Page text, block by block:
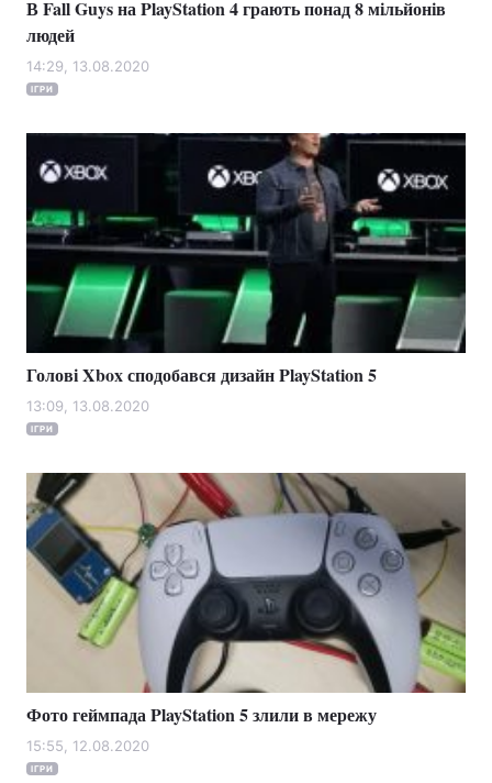
Лонгріди
Думки
Вакансії
Контакти
Послуги
Тема оформлення
В Fall Guys на PlayStation 4 грають понад 8 мільйонів
людей
14:29, 13.08.2020
ІГРИ
Голові Xbox сподобався дизайн PlayStation 5
13:09, 13.08.2020
ІГРИ
Фото геймпада PlayStation 5 злили в мережу
15:55, 12.08.2020
ІГРИ